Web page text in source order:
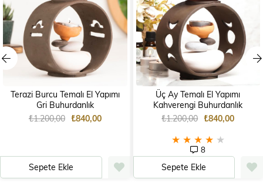
Terazi Burcu Temalı El Yapımı
Gri Buhurdanlık
₺840,00
₺1.200,00
Sepete Ekle
Üç Ay Temalı El Yapımı
Kahverengi Buhurdanlık
★ ★ ★ ★ ★
8
₺840,00
₺1.200,00
Sepete Ekle